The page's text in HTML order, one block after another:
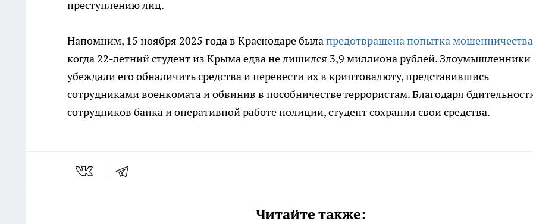
преступлению лиц.
Напомним, 15 ноября 2025 года в Краснодаре былапредотвращена попытка мошенничества
когда 22-летний студент из Крыма едва не лишился 3,9 миллиона рублей. Злоумышленники
убеждали его обналичить средства и перевести их в криптовалюту, представившись
сотрудниками военкомата и обвинив в пособничестве террористам. Благодаря
сотрудников банка и оперативной работе полиции, студент сохранил свои средства.
Читайте также: